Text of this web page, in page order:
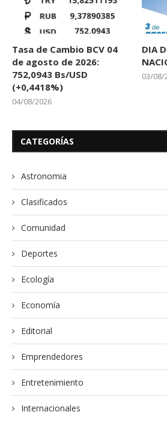
Tasa de Cambio BCV 04
de agosto de 2026:
752,0943 Bs/USD
(+0,4418%)
04/08/2026
DIA
03/08/
CATEGORÍAS
Astronomia
Clasificados
Comunidad
Deportes
Ecología
Economía
Editorial
Emprendedores
Entretenimiento
Internacionales